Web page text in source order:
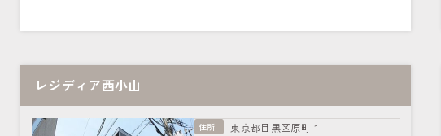
レジディア西小山
住所 東京都目黒区原町１